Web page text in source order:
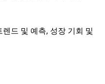
드 및 예측, 성장 기회 및